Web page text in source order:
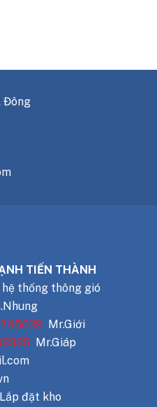
Đông
TIẾN THÀNH
thống thông gió
Mr.Giới
Mr.Giáp
đặt kho